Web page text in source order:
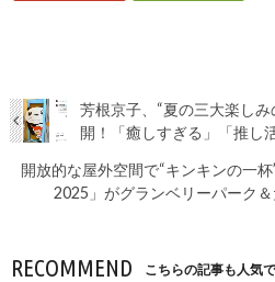
芳根京子、“夏の三大楽し
開！「癒しすぎる」「推し
開放的な屋外空間で“キンキンの一
2025」がグランベリーパーク
RECOMMEND こちらの記事も人気で